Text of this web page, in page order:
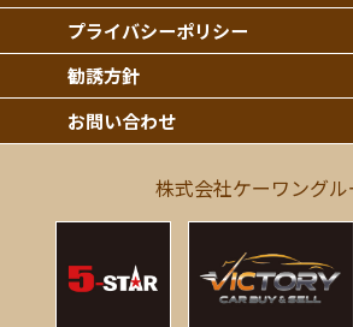
プライバシーポリシー
勧誘方針
お問い合わせ
株式会社ケーワングル